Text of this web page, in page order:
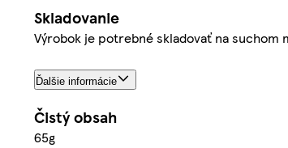
Skladovanie
Výrobok je potrebné skladovať na
Ďalšie informácie
Čistý obsah
65g